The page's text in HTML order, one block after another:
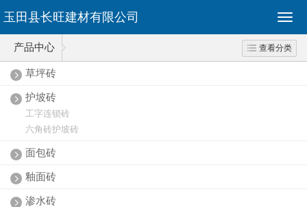
玉田县长旺建材有限公司
产品中心 查看分类
草坪砖
护坡砖
工字连锁砖
六角砖护坡砖
面包砖
釉面砖
渗水砖